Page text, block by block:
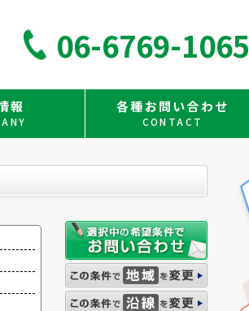
06-6769-1065
報 各種お問い合わせ
CONTACT